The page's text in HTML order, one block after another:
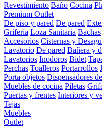
Revestimiento Baño Cocina
Premium Outlet
De piso y pared De pared
Grifería Loza Sanitaria Bachas
Accesorios Cisternas y
Lavatorio De pared Bañera y
Lavatorios Inodoros Bidet
Perchas Toalleros Portarrollos
Porta objetos Dispensadores
Muebles de cocina Piletas
Puertas y frentes Interiores y
Tejas
Muebles
Outlet